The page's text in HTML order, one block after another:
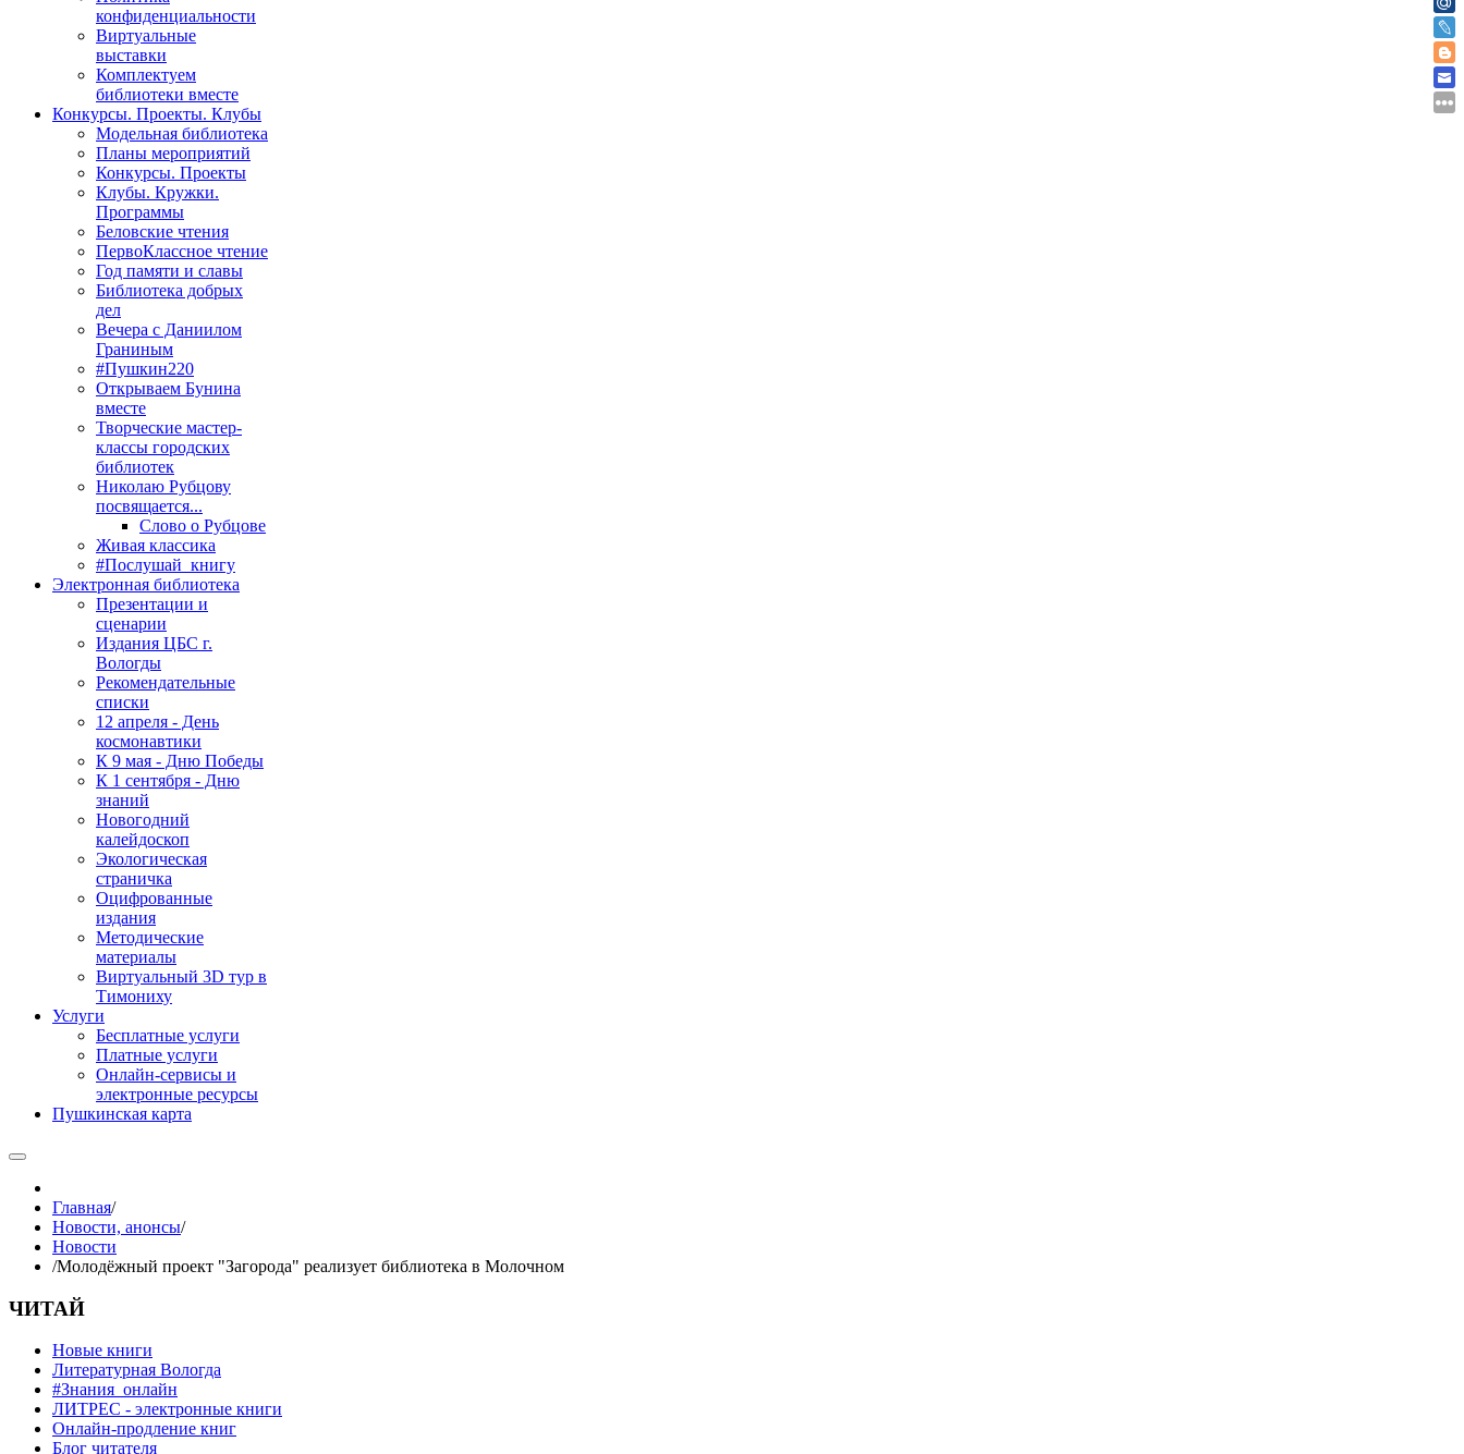
конфиденциальности
Виртуальные
выставки
Комплектуем
библиотеки вместе
Конкурсы. Проекты. Клубы
Модельная библиотека
Планы мероприятий
Конкурсы. Проекты
Клубы. Кружки.
Программы
Беловские чтения
ПервоКлассное чтение
Год памяти и славы
Библиотека добрых
дел
Вечера с Даниилом
Граниным
#Пушкин220
Открываем Бунина
вместе
Творческие мастер-
классы городских
библиотек
Николаю Рубцову
посвящается...
Слово о Рубцове
Живая классика
#Послушай_книгу
Электронная библиотека
Презентации и
сценарии
Издания ЦБС г.
Вологды
Рекомендательные
списки
12 апреля - День
космонавтики
К 9 мая - Дню Победы
К 1 сентября - Дню
знаний
Новогодний
калейдоскоп
Экологическая
страничка
Оцифрованные
издания
Методические
материалы
Виртуальный 3D тур в
Тимониху
Услуги
Бесплатные услуги
Платные услуги
Онлайн-сервисы и
электронные ресурсы
Пушкинская карта
Главная/
Новости, анонсы/
Новости
/Молодёжный проект "Загорода" реализует библиотека в Молочном
ЧИТАЙ
Новые книги
Литературная Вологда
#Знания_онлайн
ЛИТРЕС - электронные книги
Онлайн-продление книг
Блог читателя